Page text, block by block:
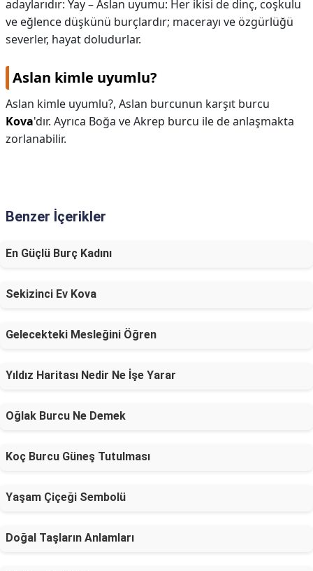
adaylarıdır: Yay – Aslan uyumu: Her ikisi de dinç, coşkulu
ve eğlence düşkünü burçlardır; macerayı ve özgürlüğü
severler, hayat doludurlar.
Aslan kimle uyumlu?
Aslan kimle uyumlu?, Aslan burcunun karşıt burcu
Kova'dır. Ayrıca Boğa ve Akrep burcu ile de anlaşmakta
zorlanabilir.
Benzer İçerikler
En Güçlü Burç Kadını
Sekizinci Ev Kova
Gelecekteki Mesleğini Öğren
Yıldız Haritası Nedir Ne İşe Yarar
Oğlak Burcu Ne Demek
Koç Burcu Güneş Tutulması
Yaşam Çiçeği Sembolü
Doğal Taşların Anlamları